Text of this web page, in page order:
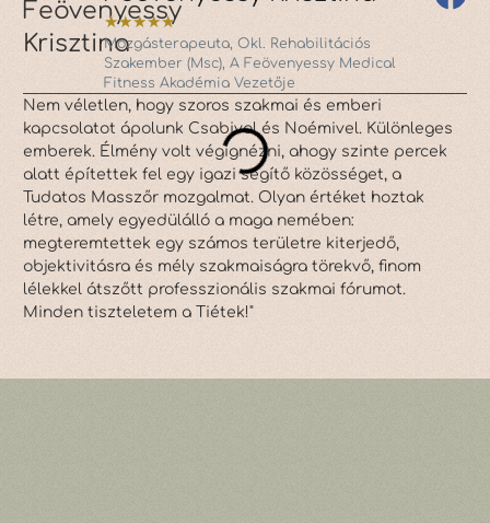
★★★★★
Mozgásterapeuta, Okl. Rehabilitációs
Szakember (Msc), A Feövenyessy Medical
Fitness Akadémia Vezetője
Nem véletlen, hogy szoros szakmai és emberi
kapcsolatot ápolunk Csabival és Noémivel. Különleges
emberek. Élmény volt végignézni, ahogy szinte percek
alatt építettek fel egy igazi segítő közösséget, a
Tudatos Masszőr mozgalmat. Olyan értéket hoztak
létre, amely egyedülálló a maga nemében:
megteremtettek egy számos területre kiterjedő,
objektivitásra és mély szakmaiságra törekvő, finom
lélekkel átszőtt professzionális szakmai fórumot.
Minden tiszteletem a Tiétek!"